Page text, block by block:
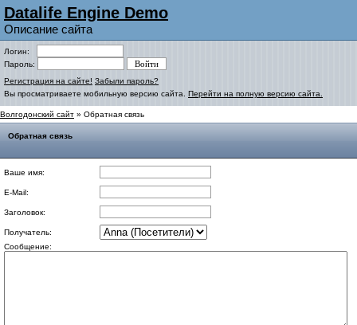
Datalife Engine Demo
Описание сайта
Логин:
Пароль:
Регистрация на сайте! Забыли пароль?
Вы просматриваете мобильную версию сайта. Перейти на полную версию сайта.
Волгодонский сайт » Обратная связь
Обратная связь
Ваше имя:
E-Mail:
Заголовок:
Получатель:
Сообщение: